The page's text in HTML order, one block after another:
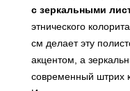
с зеркальными
этнического
см делает эту
акцентом, а
современный штрих